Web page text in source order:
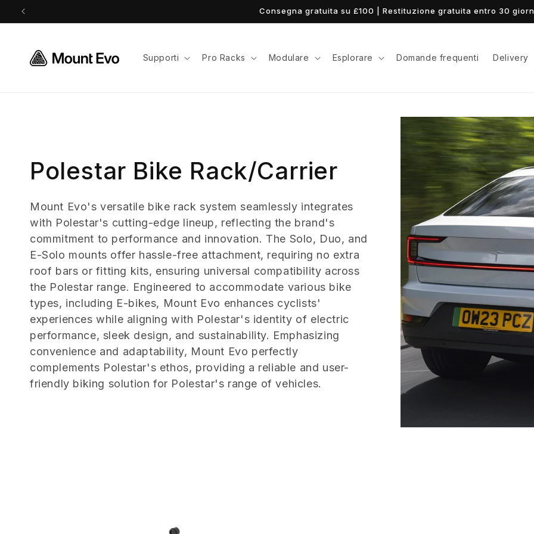
direttamente
ai contenuti
Consegna gratuita su £100 | Restituzione gratuita entro 30
Supporti Pro Racks Modulare Esplorare Domande frequenti Delivery
C
o
l
l
e
z
i
o
Polestar Bike Rack/Carrier
Mount Evo's versatile bike rack system seamlessly integrates
with Polestar's cutting-edge lineup, reflecting the brand's
commitment to performance and innovation. The Solo, Duo, and
E-Solo mounts offer hassle-free attachment, requiring no extra
roof bars or fitting kits, ensuring universal compatibility across
the Polestar range. Engineered to accommodate various bike
types, including E-bikes, Mount Evo enhances cyclists'
experiences while aligning with Polestar's identity of electric
performance, sleek design, and sustainability. Emphasizing
convenience and adaptability, Mount Evo perfectly
complements Polestar's ethos, providing a reliable and user-
friendly biking solution for Polestar's range of vehicles.